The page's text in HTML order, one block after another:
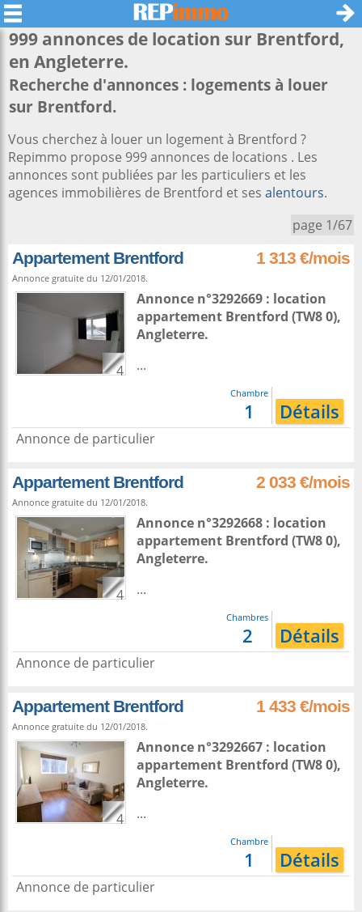
999 annonces de location sur Brentford,
en Angleterre.
Recherche d'annonces : logements à louer
sur Brentford.
Vous cherchez à louer un logement à Brentford ?
Repimmo propose 999 annonces de locations . Les
annonces sont publiées par les particuliers et les
agences immobilières de Brentford et ses alentours.
page 1/67
Appartement Brentford 1 313 €/mois
Annonce gratuite du 12/01/2018.
4
Annonce n°3292669 : location
appartement Brentford (TW8 0),
Angleterre.
...
Chambre
1 Détails
Annonce de particulier
Appartement Brentford 2 033 €/mois
Annonce gratuite du 12/01/2018.
4
Annonce n°3292668 : location
appartement Brentford (TW8 0),
Angleterre.
...
Chambres
2 Détails
Annonce de particulier
Appartement Brentford 1 433 €/mois
Annonce gratuite du 12/01/2018.
4
Annonce n°3292667 : location
appartement Brentford (TW8 0),
Angleterre.
...
Chambre
1 Détails
Annonce de particulier